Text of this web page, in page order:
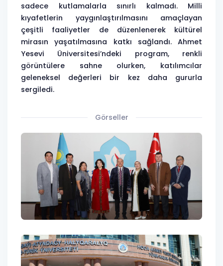
sadece kutlamalarla sınırlı kalmadı. Milli
kıyafetlerin yaygınlaştırılmasını amaçlayan
çeşitli faaliyetler de düzenlenerek kültürel
mirasın yaşatılmasına katkı sağlandı. Ahmet
Yesevi Üniversitesi’ndeki program, renkli
görüntülere sahne olurken, katılımcılar
geleneksel değerleri bir kez daha gururla
sergiledi.
Görseller